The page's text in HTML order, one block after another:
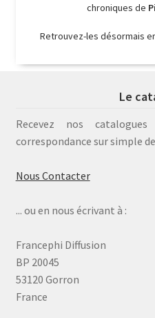
chroniques de
Retrouvez-les désormais
Le
Recevez nos
correspondance sur simple
Nous Contacter
... ou en nous écrivant à :
Francephi Diffusion
BP 20045
53120 Gorron
France